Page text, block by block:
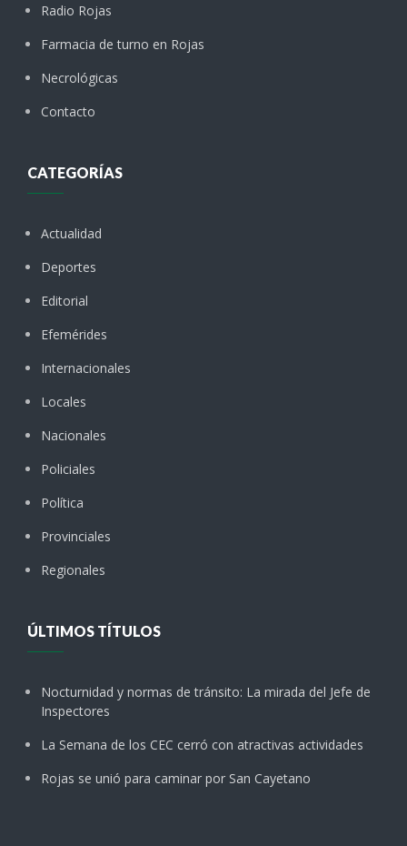
Radio Rojas
Farmacia de turno en Rojas
Necrológicas
Contacto
CATEGORÍAS
Actualidad
Deportes
Editorial
Efemérides
Internacionales
Locales
Nacionales
Policiales
Política
Provinciales
Regionales
ÚLTIMOS TÍTULOS
Nocturnidad y normas de tránsito: La mirada del Jefe de
Inspectores
La Semana de los CEC cerró con atractivas actividades
Rojas se unió para caminar por San Cayetano